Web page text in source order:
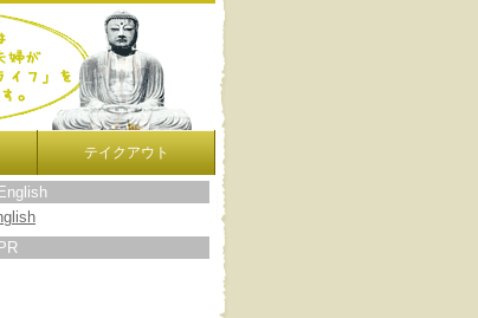
テイクアウト
English
PR